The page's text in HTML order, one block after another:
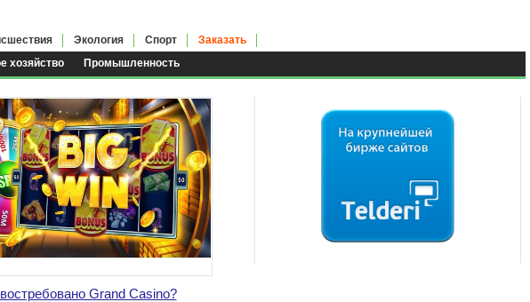
хозяйство Промышленность
Экология Спорт Заказать
Grand Casino?